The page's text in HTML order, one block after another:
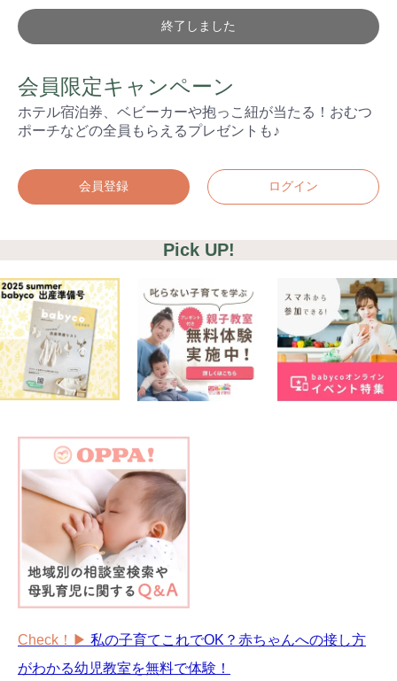
終了しました
会員限定キャンペーン
ホテル宿泊券、ベビーカーや抱っこ紐が当たる！おむつ
ポーチなどの全員もらえるプレゼントも♪
会員登録 ログイン
Pick UP!
Check！▶︎ 私の子育てこれでOK？赤ちゃんへの接し方
がわかる幼児教室を無料で体験！